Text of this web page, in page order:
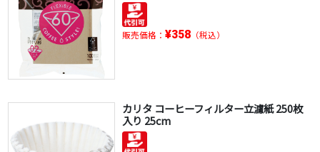
販売価格： ¥358（税込）
カリタ コーヒーフィルター立濾紙 250枚
入り 25cm